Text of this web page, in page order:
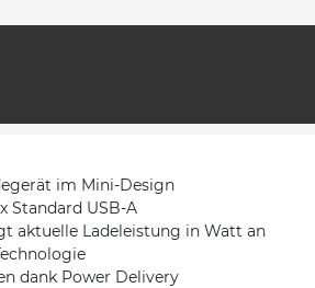
im Mini-Design
Standard USB-A
aktuelle Ladeleistung in Watt an
dank Power Delivery